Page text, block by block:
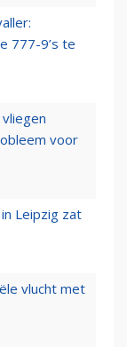
777-9’s te
voor
Leipzig zat
vlucht met